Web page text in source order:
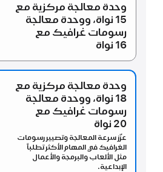
وحدة معالجة مركزية مع
15 نواة،
ووحدة معالجة
رسومات غرافيك مع
16 نواة
وحدة معالجة مركزية مع
18 نواة،
ووحدة معالجة
رسومات غرافيك مع
20 نواة
عزّز سرعة المعالجة وتصيير رسومات
الغرافيك في المهام الأكثر تطلباً
مثل الألعاب والبرمجة والأعمال
الإبداعية.